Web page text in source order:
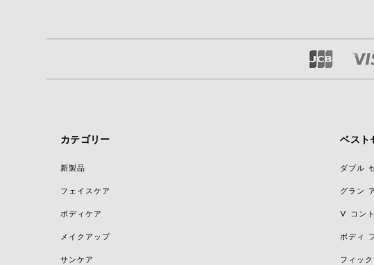
カテゴリー
新製品
フェイスケア
ボディケア
メイクアップ
サンケア
ベスト
ダブル
グラン
V コン
ボディ
フィッ